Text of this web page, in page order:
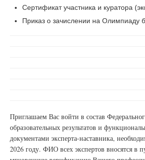
Сертификат участника и куратора
Приказ о зачислении на Олимпиаду
Приглашаем Вас войти в состав
образовательных результатов и
документами эксперта-наставника,
2026 году. ФИО всех экспертов вносятся в